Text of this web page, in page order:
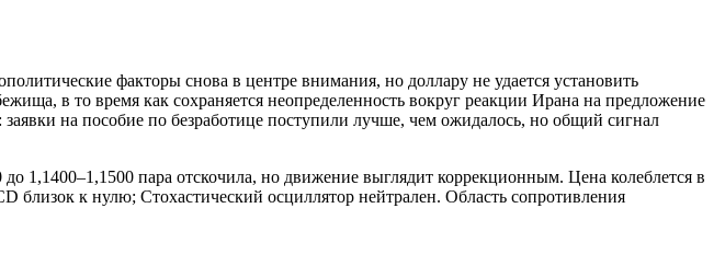
факторы снова в центре внимания, но доллару не удается установить
в то время как сохраняется неопределенность вокруг реакции Ирана на предложение
на пособие по безработице поступили лучше, чем ожидалось, но общий сигнал
1,1400–1,1500 пара отскочила, но движение выглядит коррекционным. Цена колеблется в
к нулю; Стохастический осциллятор нейтрален. Область сопротивления